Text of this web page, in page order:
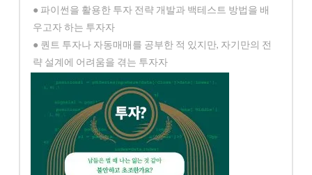
● 파이썬을 활용한 투자 전략 개발과 백테스트 방법을 배
우고자 하는 투자자
● 퀀트 투자나 자동매매를 공부한 적 있지만, 자기만의 전
략 설계에 어려움을 겪는 투자자